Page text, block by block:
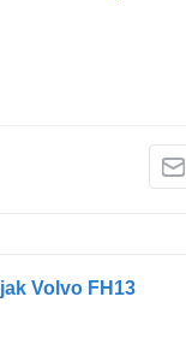
Volvo FH13